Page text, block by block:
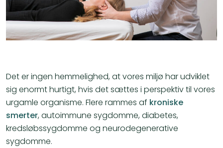
Det er ingen hemmelighed, at vores miljø har udviklet
sig enormt hurtigt, hvis det sættes i perspektiv til vores
urgamle organisme. Flere rammes af kroniske
smerter, autoimmune sygdomme, diabetes,
kredsløbssygdomme og neurodegenerative
sygdomme.